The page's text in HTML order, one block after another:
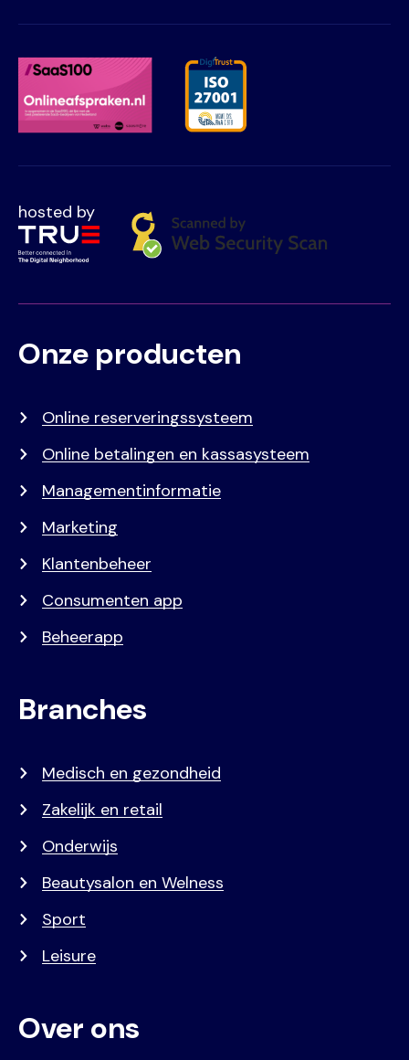
hosted by
Voet
Primair
Onze producten
Online reserveringssysteem
Online betalingen en kassasysteem
Managementinformatie
Marketing
Klantenbeheer
Consumenten app
Beheerapp
Branches
Medisch en gezondheid
Zakelijk en retail
Onderwijs
Beautysalon en Welness
Sport
Leisure
Over ons